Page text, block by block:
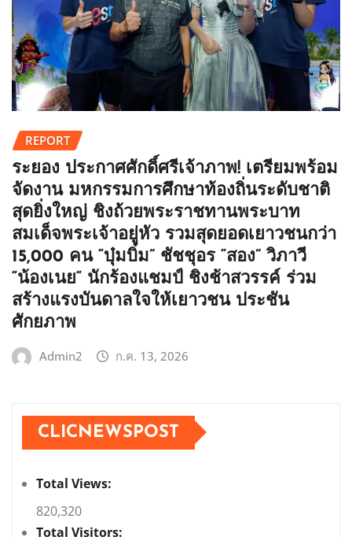
REPORT
ระยอง ประกาศศักดิ์ศรีเจ้าภาพ! เตรียมพร้อม
จัดงาน มหกรรมการศึกษาท้องถิ่นระดับชาติ
สุดยิ่งใหญ่ ชิงถ้วยพระราชทานพระบาท
สมเด็จพระเจ้าอยู่หัว รวมสุดยอดเยาวชนกว่า
15,000 คน “บุ๋มบิ๋ม” ชัชชุอร “สอง” วิภาวี
“น้องเนย“ นักร้องแชมป์ ชิงช้าสวรรค์ ร่วม
สร้างแรงบันดาลใจให้เยาวชน ประชัน
ศักยภาพ
Admin2 ก.ค. 13, 2026
CLICNEWSPOST
Total Views:
820,320
Total Visitors: